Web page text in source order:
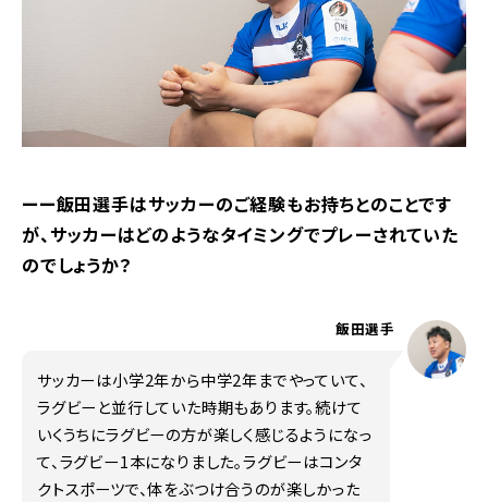
ーー飯田選手はサッカーのご経験もお持ちとのことです
が、サッカーはどのようなタイミングでプレーされていた
のでしょうか？
サッカーは小学2年から中学2年までやっていて、
ラグビーと並行していた時期もあります。続けて
いくうちにラグビーの方が楽しく感じるようになっ
て、ラグビー1本になりました。ラグビーはコンタ
クトスポーツで、体をぶつけ合うのが楽しかった
飯田選手